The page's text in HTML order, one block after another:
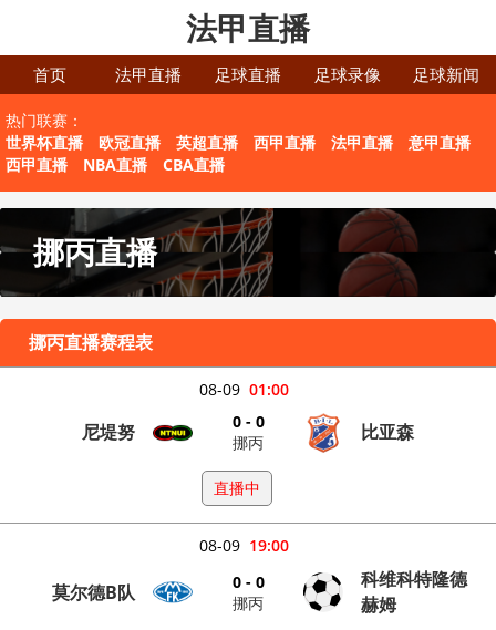
法甲直播
首页 法甲直播 足球直播 足球录像 足球新闻
热门联赛：
世界杯直播
欧冠直播 英超直播 西甲直播 法甲直播
意甲直播
西甲直播
NBA直播 CBA直播
挪丙直播
挪丙直播赛程表
01:00
08-09
尼堤努
0 - 0
挪丙
比亚森
直播中
19:00
08-09
莫尔德B队
0 - 0
挪丙
科维科特隆德
赫姆